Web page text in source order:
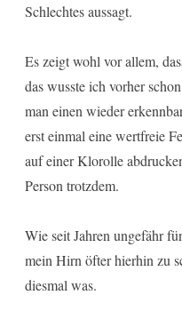
Schlechtes aussagt.
Es zeigt wohl vor allem,
das wusste ich vorher
man einen wieder
erst einmal eine wertfreie
auf einer Klorolle
Person trotzdem.
Wie seit Jahren ungefähr
mein Hirn öfter hierhin zu
diesmal was.